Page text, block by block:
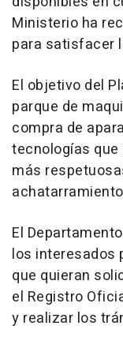
Ministerio ha
para satisfacer
El objetivo del
parque de
compra de
tecnologías
más
El
los interesados
que quieran
el Registro
y realizar los